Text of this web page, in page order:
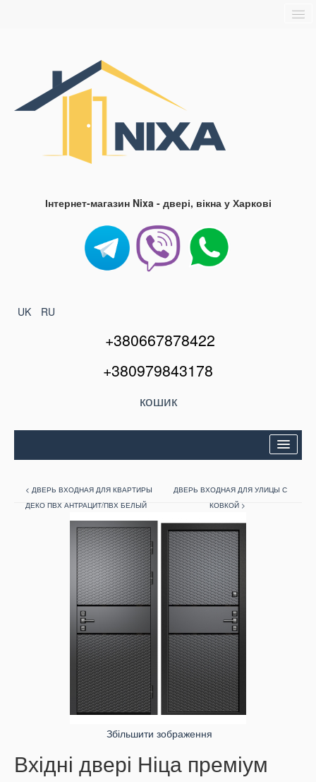
Блог
Інтернет-магазин Nixa - двері, вікна у Харкові
UK RU
+380667878422
+380979843178
кошик
Міжкімнатні двері
Вікна та балкони
Кондиціонери
< ДВЕРЬ ВХОДНАЯ ДЛЯ КВАРТИРЫ
ДЕКО ПВХ АНТРАЦИТ/ПВХ БЕЛЫЙ
ДВЕРЬ ВХОДНАЯ ДЛЯ УЛИЦЫ С
КОВКОЙ >
Збільшити зображення
Вхідні двері Ніца преміум